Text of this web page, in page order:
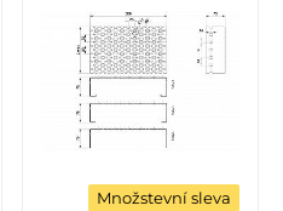
Množstevní sleva